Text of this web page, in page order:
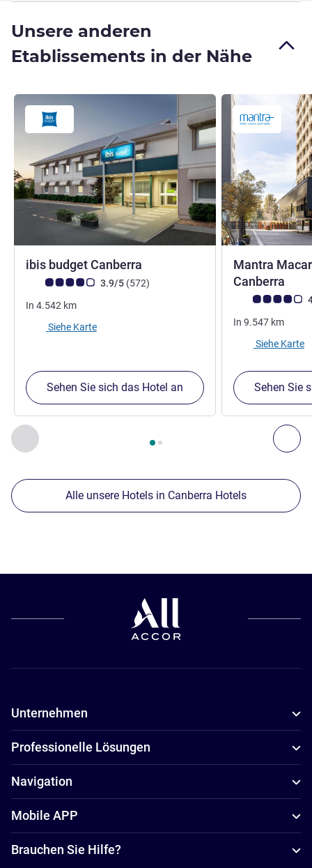
Unsere anderen
Etablissements in der Nähe
Zurück - Unsere anderen Etablissements in der Nähe
Seite , Unsere anderen Etablissements in der Nähe
ibis budget Canberra
Note Kundenmeinungen (Bewertung ALL)
3.9/5 (572Bewertungen
)
In 4.542 km
Siehe Karte
Sehen Sie sich das Hotel an
Mantra
Canberra
Note
In 9.547 km
Siehe Karte
Sehen Sie
Alle unsere Hotels in Canberra Hotels
Unternehmen
Professionelle Lösungen
Navigation
Mobile APP
Brauchen Sie Hilfe?